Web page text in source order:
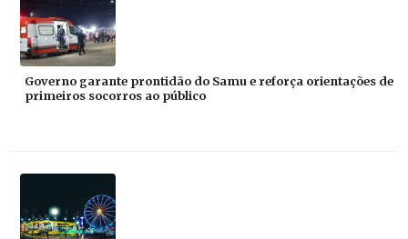
Governo garante prontidão do Samu e reforça orientações de
primeiros socorros ao público